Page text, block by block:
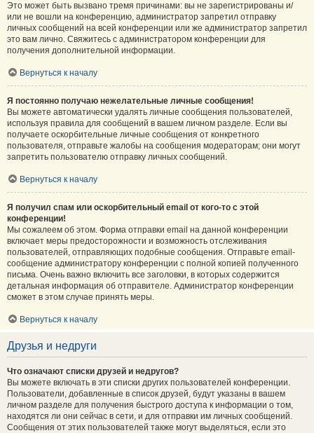
Это может быть вызвано тремя причинами: вы не зарегистрированы и/
или не вошли на конференцию, администратор запретил отправку
личных сообщений на всей конференции или же администратор запретил
это вам лично. Свяжитесь с администратором конференции для
получения дополнительной информации.
Вернуться к началу
Я постоянно получаю нежелательные личные сообщения!
Вы можете автоматически удалять личные сообщения пользователей,
используя правила для сообщений в вашем личном разделе. Если вы
получаете оскорбительные личные сообщения от конкретного
пользователя, отправьте жалобы на сообщения модераторам; они могут
запретить пользователю отправку личных сообщений.
Вернуться к началу
Я получил спам или оскорбительный email от кого-то с этой
конференции!
Мы сожалеем об этом. Форма отправки email на данной конференции
включает меры предосторожности и возможность отслеживания
пользователей, отправляющих подобные сообщения. Отправьте email-
сообщение администратору конференции с полной копией полученного
письма. Очень важно включить все заголовки, в которых содержится
детальная информация об отправителе. Администратор конференции
сможет в этом случае принять меры.
Вернуться к началу
Друзья и недруги
Что означают списки друзей и недругов?
Вы можете включать в эти списки других пользователей конференции.
Пользователи, добавленные в список друзей, будут указаны в вашем
личном разделе для получения быстрого доступа к информации о том,
находятся ли они сейчас в сети, и для отправки им личных сообщений.
Сообщения от этих пользователей также могут выделяться, если это